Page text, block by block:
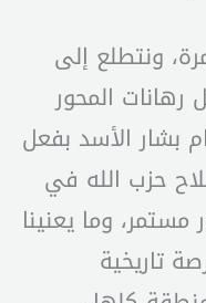
ونتطلع إلى
المحور
الأسد بفعل
حزب الله في
وما يعنينا
تاريخية